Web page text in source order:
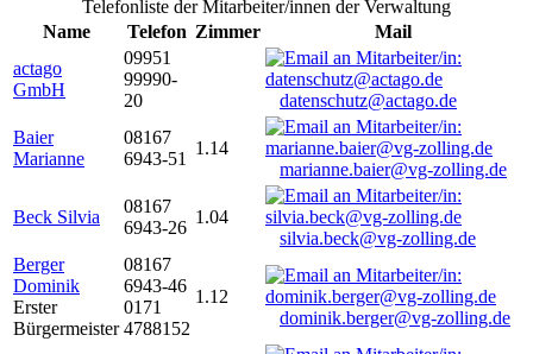
Telefonliste der Mitarbeiter/innen der Verwaltung
Name
Telefon Zimmer
Mail
actago
GmbH
09951
99990-
20
datenschutz@actago.de
Baier
Marianne
08167
6943-51
1.14
marianne.baier@vg-zolling.de
Beck Silvia
08167
6943-26
1.04
silvia.beck@vg-zolling.de
Berger
Dominik
Erster
Bürgermeister
08167
6943-46
0171
4788152
1.12
dominik.berger@vg-zolling.de